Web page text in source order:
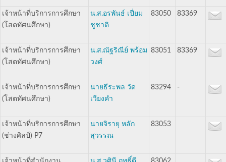
เจ้าหน้าที่บริการการศึกษา
(โสตทัศนศึกษา)
น.ส.อรพันธ์ เปี่ยม
ชูชาติ
83050 83369
เจ้าหน้าที่บริการการศึกษา
(โสตทัศนศึกษา)
น.ส.ณัฐริณีย์ พร้อม
วงศ์
83051 83369
เจ้าหน้าที่บริการการศึกษา
(โสตทัศนศึกษา)
นายธีระพล วัด
เวียงคำ
83294 -
เจ้าหน้าที่บริการการศึกษา
(ช่างศิลป์) P7
นายจิรายุ หลัก
สุวรรณ
83053